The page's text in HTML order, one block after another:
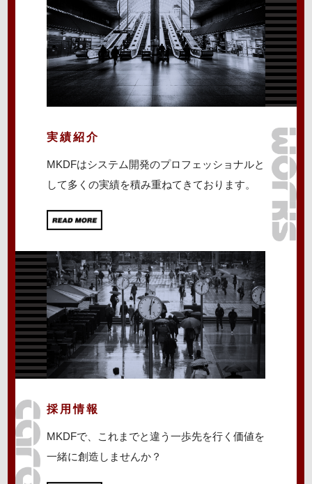
実績紹介
MKDFはシステム開発のプロフェッショナルと
して多くの実績を積み重ねてきております。
採用情報
MKDFで、これまでと違う一歩先を行く価値を
一緒に創造しませんか？